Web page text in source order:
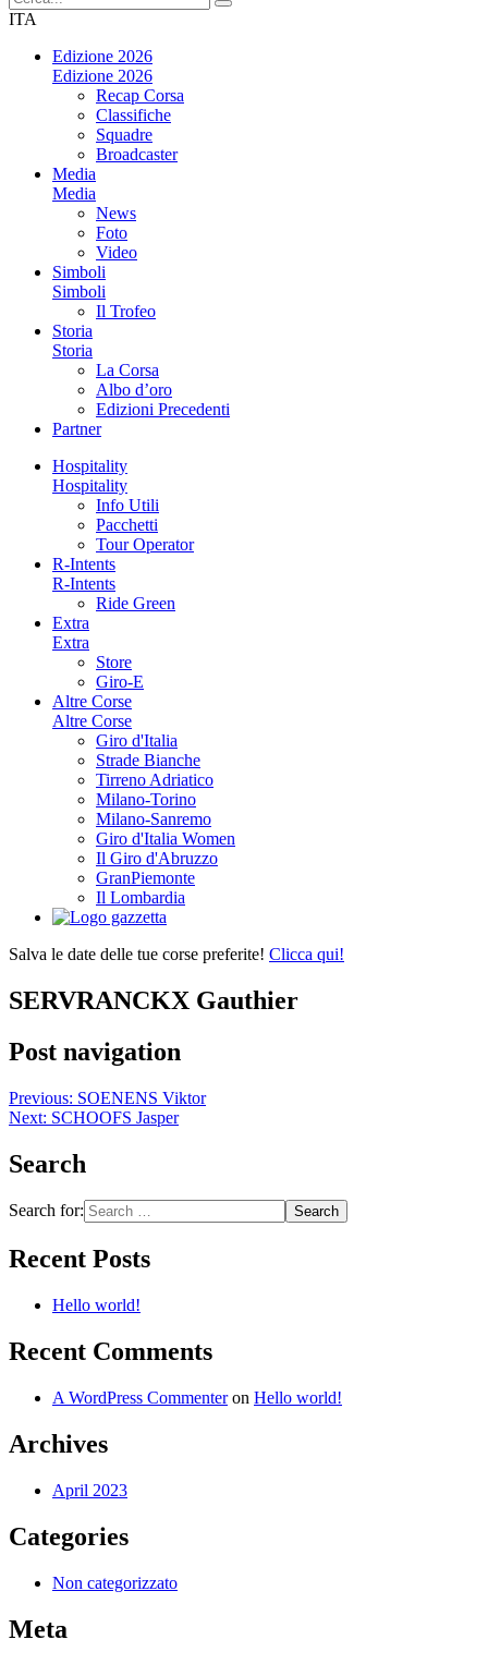
ITA
Edizione 2026
Edizione 2026
Recap Corsa
Classifiche
Squadre
Broadcaster
Media
Media
News
Foto
Video
Simboli
Simboli
Il Trofeo
Storia
Storia
La Corsa
Albo d’oro
Edizioni Precedenti
Partner
Hospitality
Hospitality
Info Utili
Pacchetti
Tour Operator
R-Intents
R-Intents
Ride Green
Extra
Extra
Store
Giro-E
Altre Corse
Altre Corse
Giro d'Italia
Strade Bianche
Tirreno Adriatico
Milano-Torino
Milano-Sanremo
Giro d'Italia Women
Il Giro d'Abruzzo
GranPiemonte
Il Lombardia
Salva le date delle tue corse preferite! Clicca qui!
SERVRANCKX Gauthier
Post navigation
Previous: SOENENS Viktor
Next: SCHOOFS Jasper
Search
Search for:
Recent Posts
Hello world!
Recent Comments
A WordPress Commenteron Hello world!
Archives
April 2023
Categories
Non categorizzato
Meta